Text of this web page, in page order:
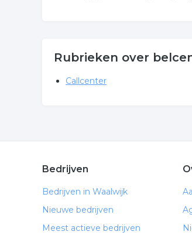
Rubrieken over
Callcenter
Bedrijven
Bedrijven in Waalwijk
Nieuwe bedrijven
Meest actieve bedrijven